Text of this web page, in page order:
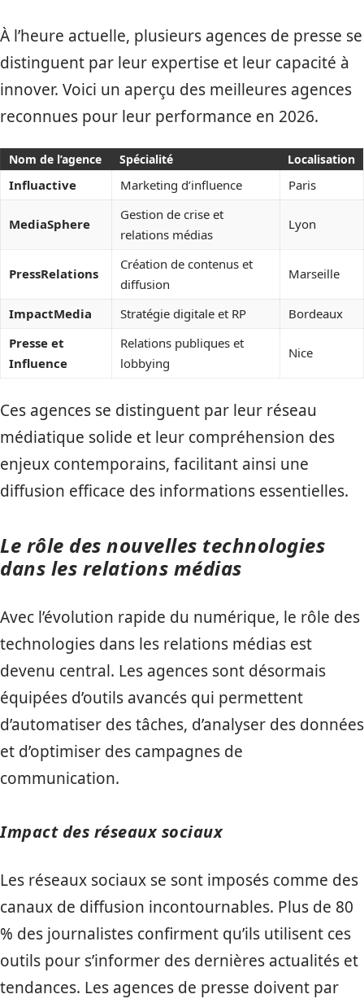
À l’heure actuelle, plusieurs agences de presse se
distinguent par leur expertise et leur capacité à
innover. Voici un aperçu des meilleures agences
reconnues pour leur performance en 2026.
Nom de l’agence Spécialité Localisation
Influactive Marketing d’influence Paris
MediaSphere
Gestion de crise et
relations médias
Lyon
PressRelations
Création de contenus et
diffusion
Marseille
ImpactMedia Stratégie digitale et RP
Bordeaux
Presse et
Influence
Relations publiques et
lobbying
Nice
Ces agences se distinguent par leur réseau
médiatique solide et leur compréhension des
enjeux contemporains, facilitant ainsi une
diffusion efficace des informations essentielles.
Le rôle des nouvelles technologies
dans les relations médias
Avec l’évolution rapide du numérique, le rôle des
technologies dans les relations médias est
devenu central. Les agences sont désormais
équipées d’outils avancés qui permettent
d’automatiser des tâches, d’analyser des données
et d’optimiser des campagnes de
communication.
Impact des réseaux sociaux
Les réseaux sociaux se sont imposés comme des
canaux de diffusion incontournables. Plus de 80
% des journalistes confirment qu’ils utilisent ces
outils pour s’informer des dernières actualités et
tendances. Les agences de presse doivent par